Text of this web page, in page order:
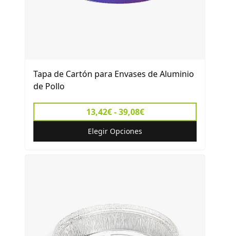
Tapa de Cartón para Envases de Aluminio
de Pollo
13,42€ - 39,08€
Elegir Opciones